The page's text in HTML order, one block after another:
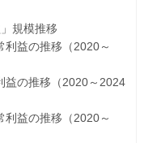
規模推移
益の推移（2020～
の推移（2020～2024
益の推移（2020～